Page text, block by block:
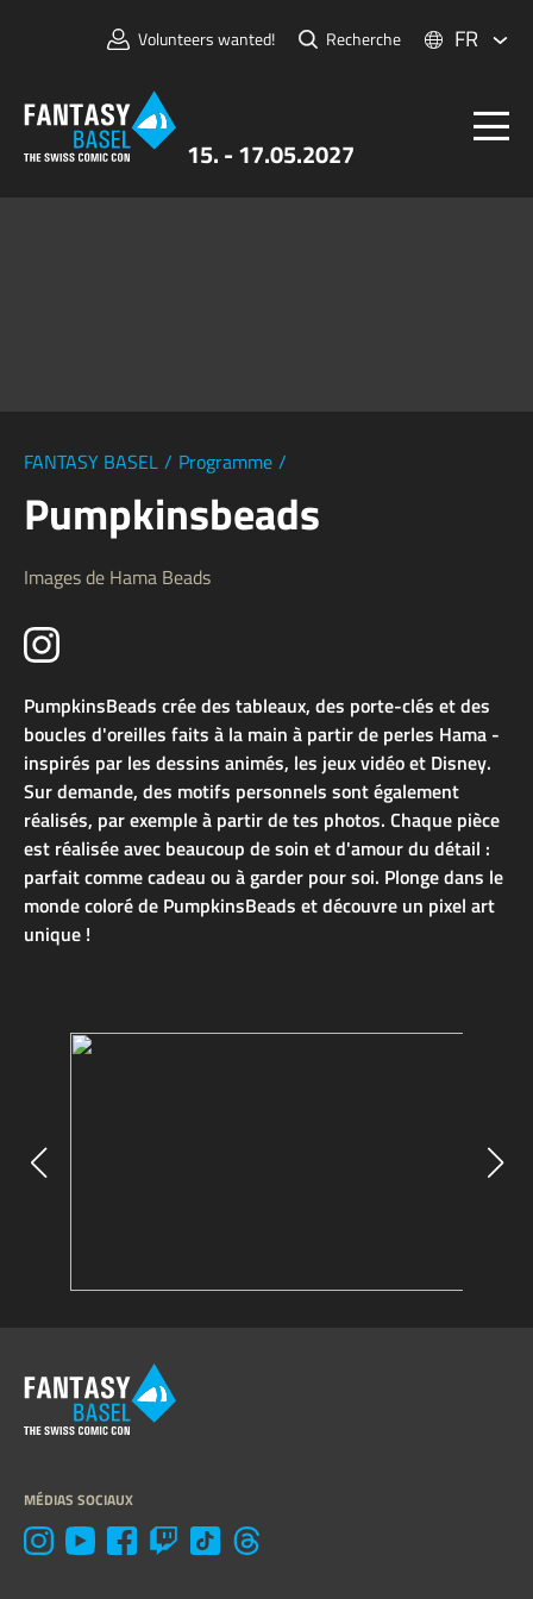
15. - 17.05.2027
Volunteers wanted! Recherche FR
FANTASY BASEL / Programme /
Pumpkinsbeads
Images de Hama Beads
PumpkinsBeads crée des tableaux, des porte-clés et des
boucles d'oreilles faits à la main à partir de perles Hama -
inspirés par les dessins animés, les jeux vidéo et Disney.
Sur demande, des motifs personnels sont également
réalisés, par exemple à partir de tes photos. Chaque pièce
est réalisée avec beaucoup de soin et d'amour du détail :
parfait comme cadeau ou à garder pour soi. Plonge dans le
monde coloré de PumpkinsBeads et découvre un pixel art
unique !
MÉDIAS SOCIAUX